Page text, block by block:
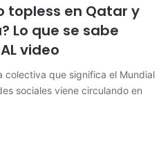
topless en Qatar y
Lo que se sabe
video
colectiva que significa el Mundial
sociales viene circulando en